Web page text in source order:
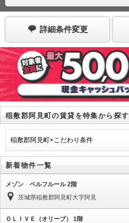
詳細条件変更
稲敷郡阿見町の賃貸を特集から探す
稲敷郡阿見町×こだわり条件
新着物件一覧
メゾン ベルフルール 2階
茨城県稲敷郡阿見町大字阿見
ＯＬＩＶＥ（オリーブ） 1階